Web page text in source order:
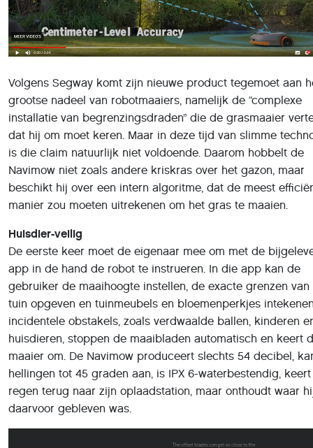
Volgens Segway komt zijn nieuwe product tegemoet aan
grootse nadeel van robotmaaiers, namelijk de “complexe
installatie van begrenzingsdraden” die de grasmaaier
dat hij om moet keren. Maar in deze tijd van slimme
is die claim natuurlijk niet voldoende. Daarom hobbelt de
Navimow niet zoals andere kriskras over het gazon, maar
beschikt hij over een intern algoritme, dat de meest
manier zou moeten uitrekenen om het gras te maaien.
Huisdier-veilig
De eerste keer moet de eigenaar mee om met de
app in de hand de robot te instrueren. In die app kan de
gebruiker de maaihoogte instellen, de exacte grenzen van
tuin opgeven en tuinmeubels en bloemenperkjes
incidentele obstakels, zoals verdwaalde ballen, kinderen
huisdieren, stoppen de maaibladen automatisch en keert
maaier om. De Navimow produceert slechts 54 decibel,
hellingen tot 45 graden aan, is IPX 6-waterbestendig,
regen terug naar zijn oplaadstation, maar onthoudt waar
daarvoor gebleven was.